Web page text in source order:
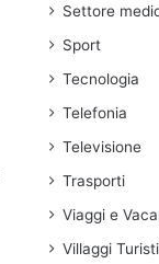
Settore
Sport
Tecnologia
Telefonia
Televisione
Trasporti
Viaggi e
Villaggi